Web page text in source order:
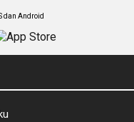
dan Android